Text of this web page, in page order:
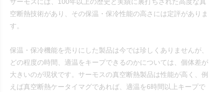
サーモスには、100年以上の歴史と実績に裏打ちされた高度な真
空断熱技術があり、その保温・保冷性能の高さには定評がありま
す。
保温・保冷機能を売りにした製品は今では珍しくありませんが、
どの程度の時間、適温をキープできるのかについては、個体差が
大きいのが現状です。サーモスの真空断熱製品は性能が高く、例
えば真空断熱ケータイマグであれば、適温を6時間以上キープで